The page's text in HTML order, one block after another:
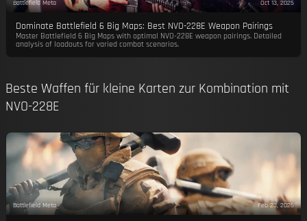
Battlefield Meta Oct 13, 2025
Dominate Battlefield 6 Big Maps: Best NVO-228E Weapon Pairings
Master Battlefield 6 Big Maps with optimal NVO-228E weapon pairings. Detailed
analysis of loadouts for varied combat scenarios.
Beste Waffen für kleine Karten zur Kombination mit
NVO-228E
Battlefield Meta Feb 23, 2026